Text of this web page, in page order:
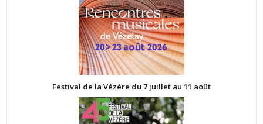
Festival de la Vézère du 7 juillet au 11 août